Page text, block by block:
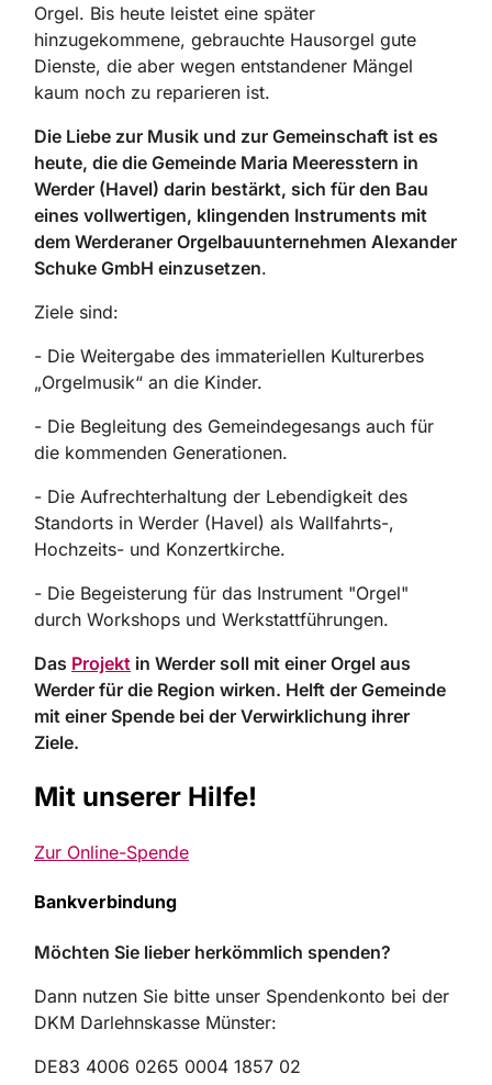
Orgel. Bis heute leistet eine später
hinzugekommene, gebrauchte Hausorgel gute
Dienste, die aber wegen entstandener Mängel
kaum noch zu reparieren ist.
Die Liebe zur Musik und zur Gemeinschaft ist es
heute, die die Gemeinde Maria Meeresstern in
Werder (Havel) darin bestärkt, sich für den Bau
eines vollwertigen, klingenden Instruments mit
dem Werderaner Orgelbauunternehmen Alexander
Schuke GmbH einzusetzen.
Ziele sind:
- Die Weitergabe des immateriellen Kulturerbes
„Orgelmusik“ an die Kinder.
- Die Begleitung des Gemeindegesangs auch für
die kommenden Generationen.
- Die Aufrechterhaltung der Lebendigkeit des
Standorts in Werder (Havel) als Wallfahrts-,
Hochzeits- und Konzertkirche.
- Die Begeisterung für das Instrument "Orgel"
durch Workshops und Werkstattführungen.
Das Projekt in Werder soll mit einer Orgel aus
Werder für die Region wirken. Helft der Gemeinde
mit einer Spende bei der Verwirklichung ihrer
Ziele.
Mit unserer Hilfe!
Zur Online-Spende
Bankverbindung
Möchten Sie lieber herkömmlich spenden?
Dann nutzen Sie bitte unser Spendenkonto bei der
DKM Darlehnskasse Münster:
DE83 4006 0265 0004 1857 02